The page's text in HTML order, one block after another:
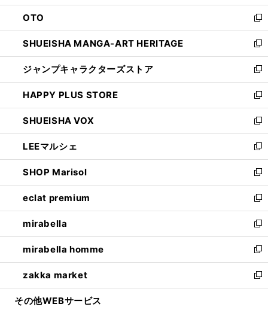
ウ
で
開
く
ン
ド
ウ
で
開
く
OTO
新
し
い
ウ
ィ
ン
ド
ウ
で
開
く
SHUEISHA MANGA-ART HERITAGE
新
し
い
ウ
ィ
ン
ド
ウ
で
開
く
ジャンプキャラクターズストア
新
し
い
ウ
ィ
ン
ド
ウ
で
開
く
HAPPY PLUS STORE
新
し
い
ウ
ィ
ン
ド
ウ
で
開
く
SHUEISHA VOX
新
し
い
ウ
ィ
ン
ド
ウ
で
開
く
LEEマルシェ
新
し
い
ウ
ィ
ン
ド
ウ
で
開
く
SHOP Marisol
新
し
い
ウ
ィ
ン
ド
ウ
で
開
eclat premium
新
し
い
ウ
ィ
ン
ド
ウ
mirabella
新
し
い
ウ
ィ
ン
mirabella homme
新
し
い
ウ
zakka market
新
し
その他WEBサービス